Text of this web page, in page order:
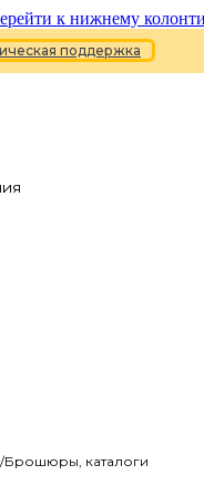
к нижнему
поддержка
/Брошюры, каталоги